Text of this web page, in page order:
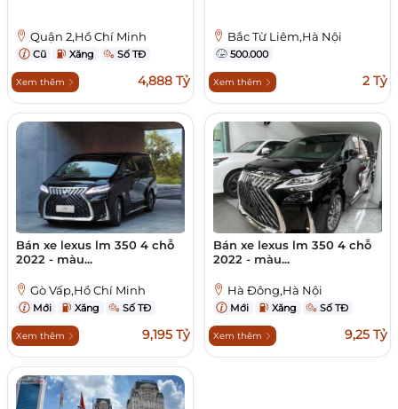
Quận 2,Hồ Chí Minh
Cũ Xăng Số TĐ
Xem thêm 4,888 Tỷ
Bắc Từ Liêm,Hà Nội
500.000
Xem thêm 2 Tỷ
Bán xe lexus lm 350 4 chỗ
2022 - màu...
Gò Vấp,Hồ Chí Minh
Mới Xăng Số TĐ
Xem thêm 9,195 Tỷ
Bán xe lexus lm 350 4 chỗ
2022 - màu...
Hà Đông,Hà Nội
Mới Xăng Số TĐ
Xem thêm 9,25 Tỷ